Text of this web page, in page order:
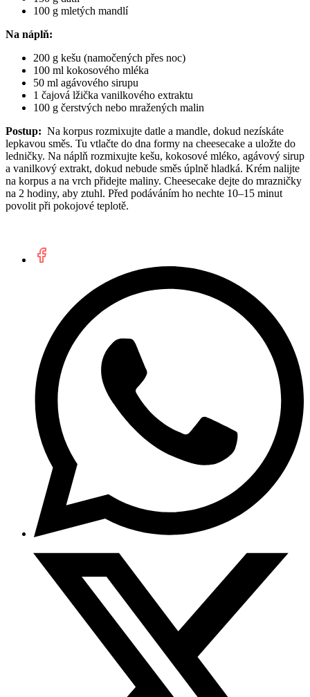
100 g mletých mandlí
Na náplň:
200 g kešu (namočených přes noc)
100 ml kokosového mléka
50 ml agávového sirupu
1 čajová lžička vanilkového extraktu
100 g čerstvých nebo mražených malin
Postup: Na korpus rozmixujte datle a mandle, dokud nezískáte
lepkavou směs. Tu vtlačte do dna formy na cheesecake a uložte do
ledničky. Na náplň rozmixujte kešu, kokosové mléko, agávový sirup
a vanilkový extrakt, dokud nebude směs úplně hladká. Krém nalijte
na korpus a na vrch přidejte maliny. Cheesecake dejte do mrazničky
na 2 hodiny, aby ztuhl. Před podáváním ho nechte 10–15 minut
povolit při pokojové teplotě.